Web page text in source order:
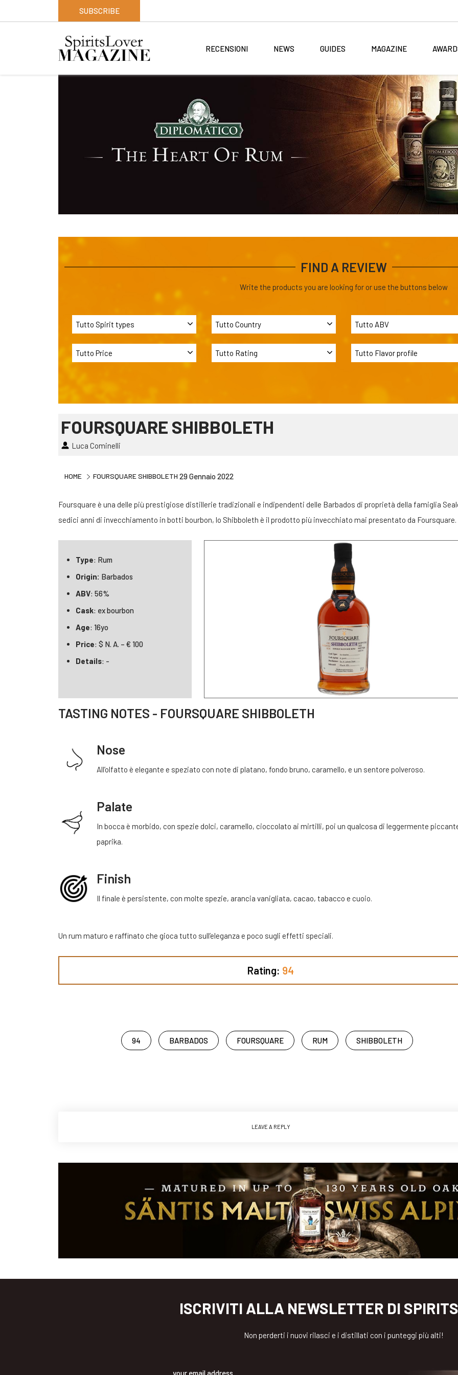
SUBSCRIBE
RECENSIONI NEWS GUIDES MAGAZINE
FIND A REVIEW
Write the products you are looking for or use the buttons below
FOURSQUARE SHIBBOLETH
Luca Cominelli
HOME FOURSQUARE SHIBBOLETH 29 Gennaio 2022
Foursquare è una delle più prestigiose distillerie tradizionali e indipendenti delle Barbados di proprietà della famiglia
sedici anni di invecchiamento in botti bourbon, lo Shibboleth è il prodotto più invecchiato mai presentato da Foursquare.
Type: Rum
Origin: Barbados
ABV: 56%
Cask: ex bourbon
Age: 16yo
Price: $ N. A. – € 100
Details: -
TASTING NOTES - FOURSQUARE SHIBBOLETH
Nose
All’olfatto è elegante e speziato con note di platano, fondo bruno, caramello, e un sentore polveroso.
Palate
In bocca è morbido, con spezie dolci, caramello, cioccolato ai mirtilli, poi un qualcosa di leggermente
paprika.
Finish
Il finale è persistente, con molte spezie, arancia vanigliata, cacao, tabacco e cuoio.
Un rum maturo e raffinato che gioca tutto sull’eleganza e poco sugli effetti speciali.
Rating: 94
94 BARBADOS FOURSQUARE RUM SHIBBOLETH
LEAVE A REPLY
ISCRIVITI ALLA NEWSLETTER DI
Non perderti i nuovi rilasci e i distillati con i punteggi più alti!